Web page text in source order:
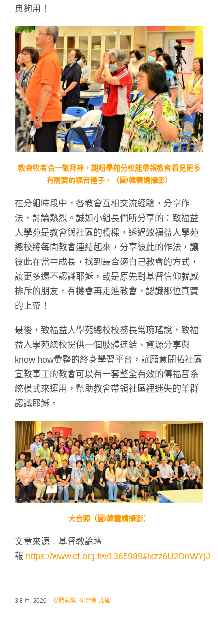
典夠用！
教會牧者合一敬拜神，期盼學苑分校能帶領教會看見更多
有需要的福音種子。（圖/韓蕓婧攝影）
在分組時段中，各教會互相交流經驗，分享作
法，討論熱烈。誠如小組長們所分享的：致福益
人學苑是教會與社區的橋樑，透過致福益人學苑
總校將每間教會連結起來，分享彼此的作法，讓
彼此在當中成長，找到最合適自己教會的方式，
讓更多還不認識耶穌，或是原先對基督信仰就感
排斥的朋友，有機會再走進教會，認識那位真實
的上帝！
最後，致福益人學苑總校校務長常琬瑤說，致福
益人學苑總校提供一個肢體連結、資源分享與
know how彙整的終身學習平台，讓願意開拓社區
宣教事工的教會可以有一套整全有效的傳福音系
統模式來運用，幫助教會帶領社區裡迷失的羊群
認識耶穌。
大合照（圖/韓蕓婧攝影）
文章來源：基督教論壇
報 https://www.ct.org.tw/1365989#ixzz6U2DnWYjJ
3 8 月, 2020 媒體報導, 研習會-北區